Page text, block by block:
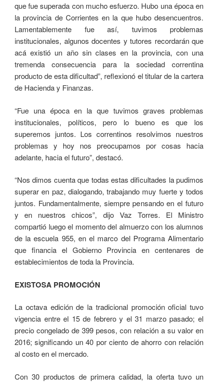
que fue superada con mucho esfuerzo. Hubo una época en
la provincia de Corrientes en la que hubo desencuentros.
Lamentablemente fue así, tuvimos problemas
institucionales, algunos docentes y tutores recordarán que
acá existió un año sin clases en la provincia, con una
tremenda consecuencia para la sociedad correntina
producto de esta dificultad”, reflexionó el titular de la cartera
de Hacienda y Finanzas.
“Fue una época en la que tuvimos graves problemas
institucionales, políticos, pero lo bueno es que los
superemos juntos. Los correntinos resolvimos nuestros
problemas y hoy nos preocupamos por cosas hacia
adelante, hacia el futuro”, destacó.
“Nos dimos cuenta que todas estas dificultades la pudimos
superar en paz, dialogando, trabajando muy fuerte y todos
juntos. Fundamentalmente, siempre pensando en el futuro
y en nuestros chicos”, dijo Vaz Torres. El Ministro
compartió luego el momento del almuerzo con los alumnos
de la escuela 955, en el marco del Programa Alimentario
que financia el Gobierno Provincia en centenares de
establecimientos de toda la Provincia.
EXISTOSA PROMOCIÓN
La octava edición de la tradicional promoción oficial tuvo
vigencia entre el 15 de febrero y el 31 marzo pasado; el
precio congelado de 399 pesos, con relación a su valor en
2016; significando un 40 por ciento de ahorro con relación
al costo en el mercado.
Con 30 productos de primera calidad, la oferta tuvo un